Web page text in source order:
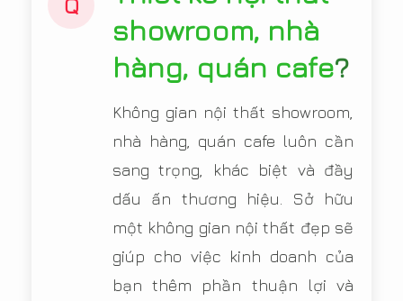
Q
showroom, nhà
hàng, quán cafe?
Không gian nội thất showroom,
nhà hàng, quán cafe luôn cần
sang trọng, khác biệt và đầy
dấu ấn thương hiệu. Sở hữu
một không gian nội thất đẹp sẽ
giúp cho việc kinh doanh của
bạn thêm phần thuận lợi và